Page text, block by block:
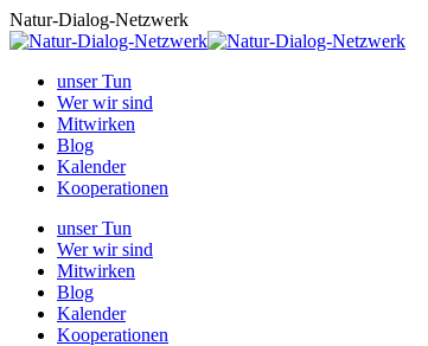
Zum
Inhalt
Natur-Dialog-Netzwerk
unser Tun
Wer wir sind
Mitwirken
Blog
Kalender
Kooperationen
unser Tun
Wer wir sind
Mitwirken
Blog
Kalender
Kooperationen